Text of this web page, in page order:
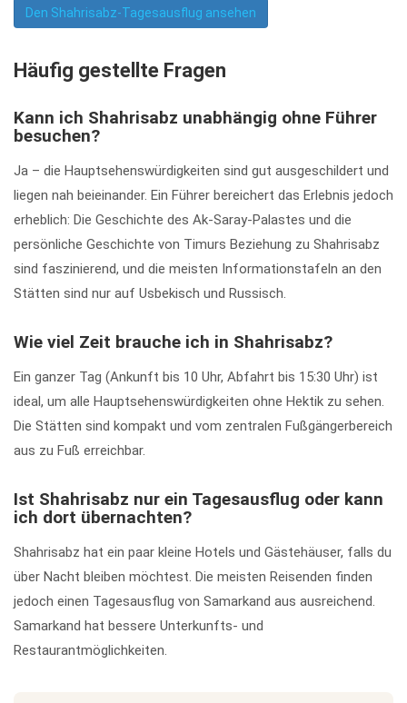
Den Shahrisabz-Tagesausflug ansehen
Häufig gestellte Fragen
Kann ich Shahrisabz unabhängig ohne Führer
besuchen?
Ja – die Hauptsehenswürdigkeiten sind gut ausgeschildert und
liegen nah beieinander. Ein Führer bereichert das Erlebnis jedoch
erheblich: Die Geschichte des Ak-Saray-Palastes und die
persönliche Geschichte von Timurs Beziehung zu Shahrisabz
sind faszinierend, und die meisten Informationstafeln an den
Stätten sind nur auf Usbekisch und Russisch.
Wie viel Zeit brauche ich in Shahrisabz?
Ein ganzer Tag (Ankunft bis 10 Uhr, Abfahrt bis 15:30 Uhr) ist
ideal, um alle Hauptsehenswürdigkeiten ohne Hektik zu sehen.
Die Stätten sind kompakt und vom zentralen Fußgängerbereich
aus zu Fuß erreichbar.
Ist Shahrisabz nur ein Tagesausflug oder kann
ich dort übernachten?
Shahrisabz hat ein paar kleine Hotels und Gästehäuser, falls du
über Nacht bleiben möchtest. Die meisten Reisenden finden
jedoch einen Tagesausflug von Samarkand aus ausreichend.
Samarkand hat bessere Unterkunfts- und
Restaurantmöglichkeiten.